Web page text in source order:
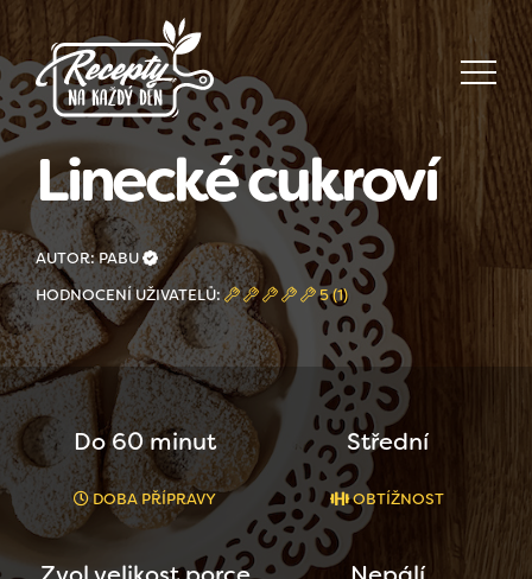
Linecké cukroví
AUTOR: PABU
HODNOCENÍ UŽIVATELŮ:
5 (1)
Do 60 minut
DOBA PŘÍPRAVY
Střední
OBTÍŽNOST